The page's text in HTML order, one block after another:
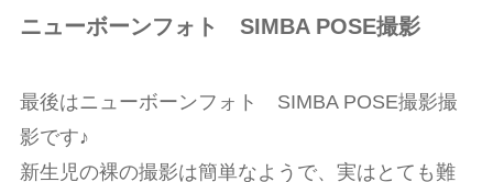
ニューボーンフォト SIMBA POSE撮影
最後はニューボーンフォト SIMBA POSE撮影撮
影です♪
新生児の裸の撮影は簡単なようで、実はとても難